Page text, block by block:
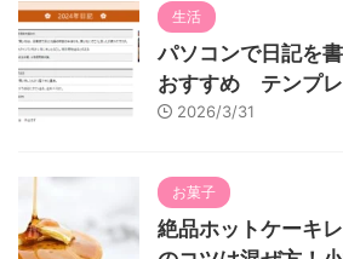
生活
パソコンで日記を
おすすめ テンプレ
2026/3/31
お菓子
絶品ホットケーキ